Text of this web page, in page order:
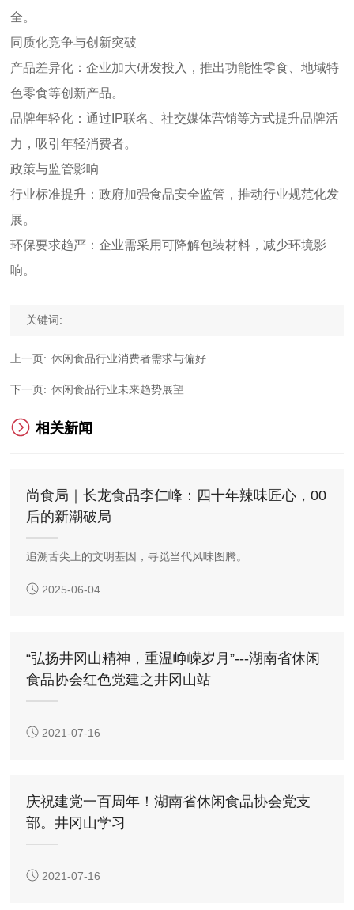
全。
同质化竞争与创新突破
产品差异化：企业加大研发投入，推出功能性零食、地域特
色零食等创新产品。
品牌年轻化：通过IP联名、社交媒体营销等方式提升品牌活
力，吸引年轻消费者。
政策与监管影响
行业标准提升：政府加强食品安全监管，推动行业规范化发
展。
环保要求趋严：企业需采用可降解包装材料，减少环境影
响。
关键词:
上一页: 休闲食品行业消费者需求与偏好
下一页: 休闲食品行业未来趋势展望
相关新闻
尚食局｜长龙食品李仁峰：四十年辣味匠心，00
后的新潮破局
追溯舌尖上的文明基因，寻觅当代风味图腾。
2025-06-04
“弘扬井冈山精神，重温峥嵘岁月”---湖南省休闲
食品协会红色党建之井冈山站
2021-07-16
庆祝建党一百周年！湖南省休闲食品协会党支
部。井冈山学习
2021-07-16